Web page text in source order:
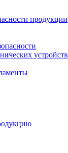
продукции
устройств